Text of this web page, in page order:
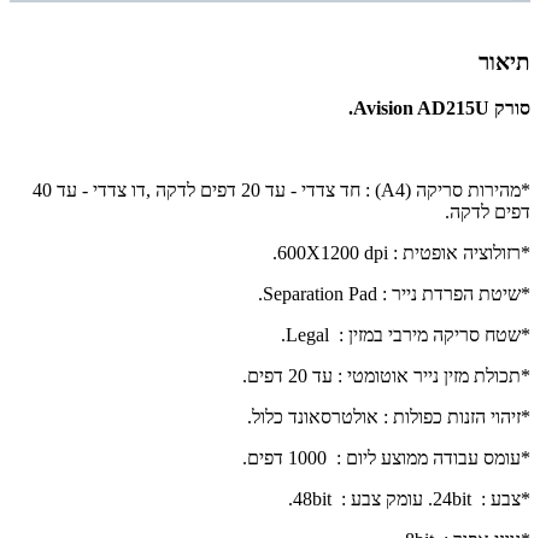
תיאור
סורק Avision AD215U.
*מהירות סריקה ((A4 : חד צדדי - עד 20 דפים לדקה ,
דו צדדי - עד 40
דפים לדקה.
*רזולוציה אופטית : dpi
600X1200
.
*שיטת הפרדת נייר : Separation Pad
.
*שטח סריקה מירבי במזין : Legal
.
*תכולת מזין נייר אוטומטי : עד 20 דפים.
*זיהוי הזנות כפולות : אולטרסאונד כלול.
*עומס עבודה ממוצע ליום : 1000 דפים.
*צבע : 24bit. עומק צבע : 48bit
.